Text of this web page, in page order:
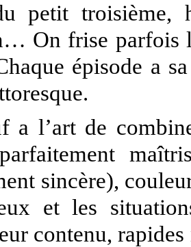
petit troisième,
On frise parfois
épisode a
a l’art de
sincère),
et les
contenu,